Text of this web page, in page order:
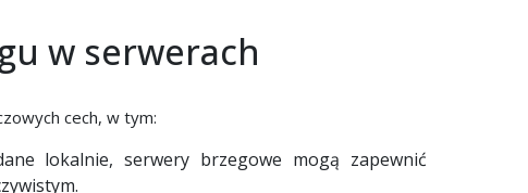
w serwerach
cech, w tym:
lokalnie, serwery brzegowe mogą zapewnić